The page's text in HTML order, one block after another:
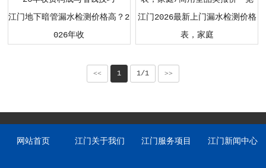
江门地下暗管漏水检测价格高？2
026年收
江门2026最新上门漏水检测价格
表，家庭
<< 1 1/1 >>
网站首页 江门关于我们 江门服务项目 江门新闻中心